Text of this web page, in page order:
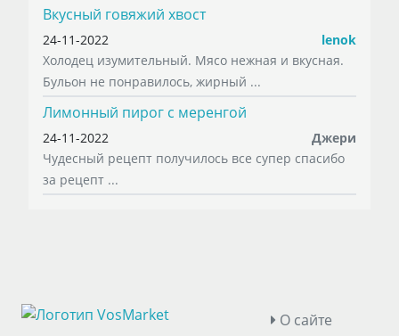
Вкусный говяжий хвост
24-11-2022
lenok
Холодец изумительный. Мясо нежная и вкусная.
Бульон не понравилось, жирный ...
Лимонный пирог с меренгой
24-11-2022
Джери
Чудесный рецепт получилось все супер спасибо
за рецепт ...
О сайте